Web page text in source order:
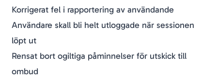
Korrigerat fel i rapportering av användande
Användare skall bli helt utloggade när sessionen
löpt ut
Rensat bort ogiltiga påminnelser för utskick till
ombud